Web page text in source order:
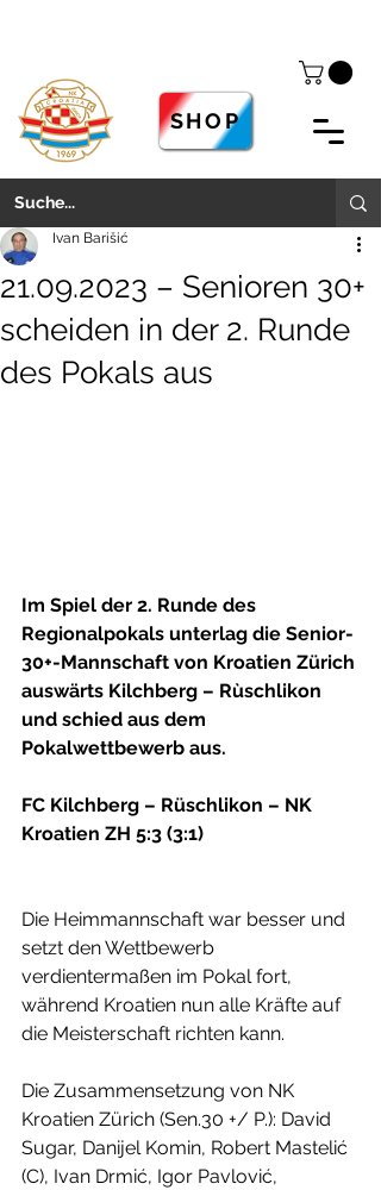
SHOP
21.09.2023 – Senioren 30+
scheiden in der 2. Runde
des Pokals aus
Ivan Barišić
Im Spiel der 2. Runde des
Regionalpokals unterlag die Senior-
30+-Mannschaft von Kroatien Zürich
auswärts Kilchberg – Rùschlikon
und schied aus dem
Pokalwettbewerb aus.
FC Kilchberg – Rüschlikon – NK
Kroatien ZH 5:3 (3:1)
Die Heimmannschaft war besser und
setzt den Wettbewerb
verdientermaßen im Pokal fort,
während Kroatien nun alle Kräfte auf
die Meisterschaft richten kann.
Die Zusammensetzung von NK
Kroatien Zürich (Sen.30 +/ P.): David
Sugar, Danijel Komin, Robert Mastelić
(C), Ivan Drmić, Igor Pavlović,